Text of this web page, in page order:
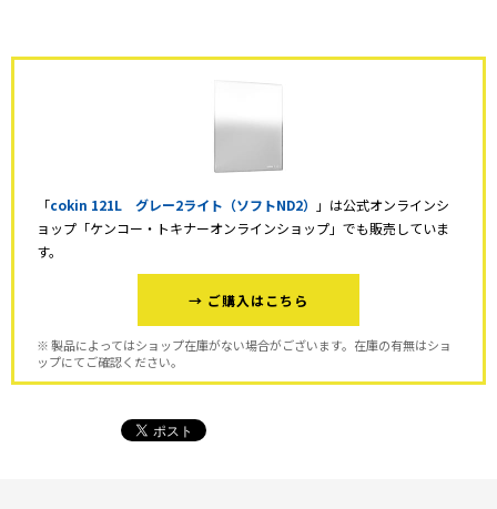
「cokin 121L グレー2ライト（ソフトND2）
」は公式オンラインシ
ョップ「ケンコー・トキナーオンラインショップ」でも販売していま
す。
→ ご購入はこちら
※ 製品によってはショップ在庫がない場合がございます。在庫の有無はショ
ップにてご確認ください。